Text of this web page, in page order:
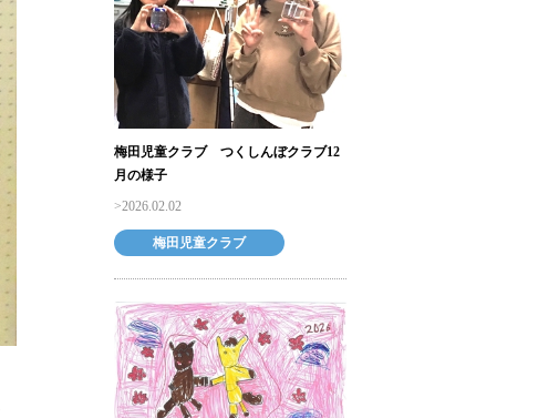
梅田児童クラブ つくしんぼクラブ12
月の様子
2026.02.02
梅田児童クラブ